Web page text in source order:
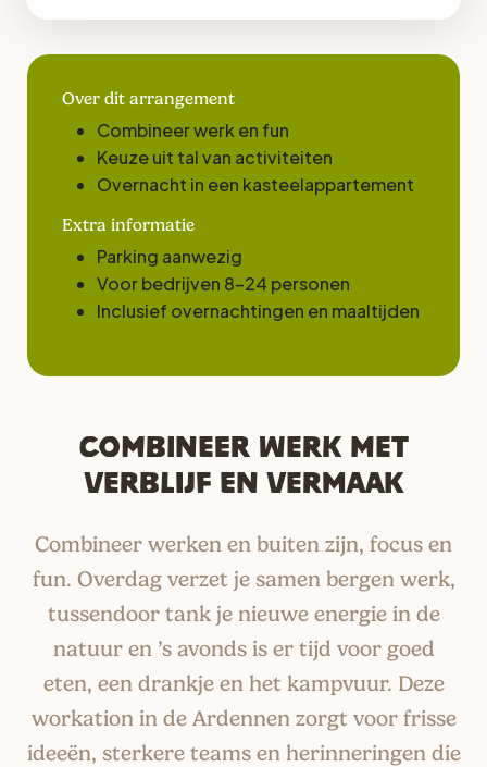
Over dit arrangement
Combineer werk en fun
Keuze uit tal van activiteiten
Overnacht in een kasteelappartement
Extra informatie
Parking aanwezig
Voor bedrijven 8-24 personen
Inclusief overnachtingen en maaltijden
Combineer werk met
verblijf en vermaak
Combineer werken en buiten zijn, focus en
fun. Overdag verzet je samen bergen werk,
tussendoor tank je nieuwe energie in de
natuur en ’s avonds is er tijd voor goed
eten, een drankje en het kampvuur. Deze
workation in de Ardennen zorgt voor frisse
ideeën, sterkere teams en herinneringen die